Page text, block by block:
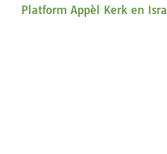
Platform Appèl Kerk en